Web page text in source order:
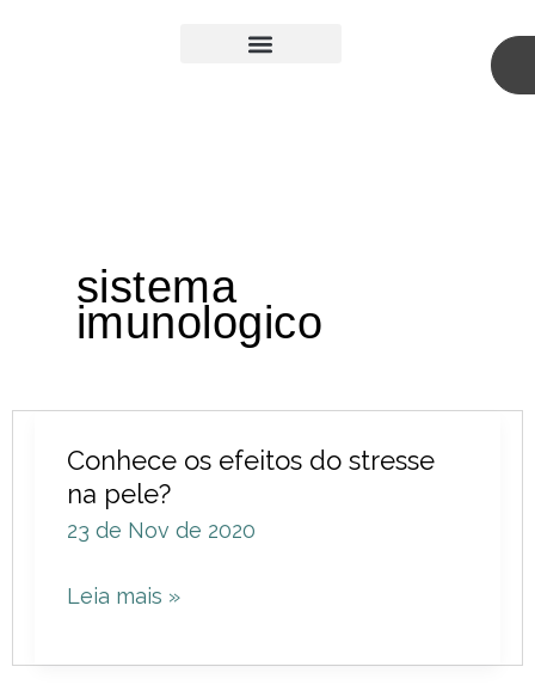
sistema
imunologico
Conhece os efeitos do stresse
na pele?
23 de Nov de 2020
os
efeitos
do
na
Leia mais »